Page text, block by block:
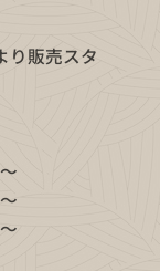
り販売スタ